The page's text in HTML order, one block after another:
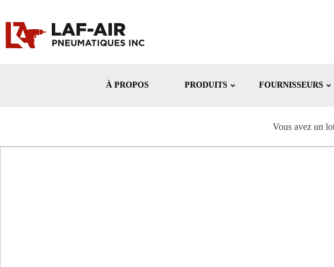
À PROPOS PRODUITS FOURNISSEURS
Vous avez un